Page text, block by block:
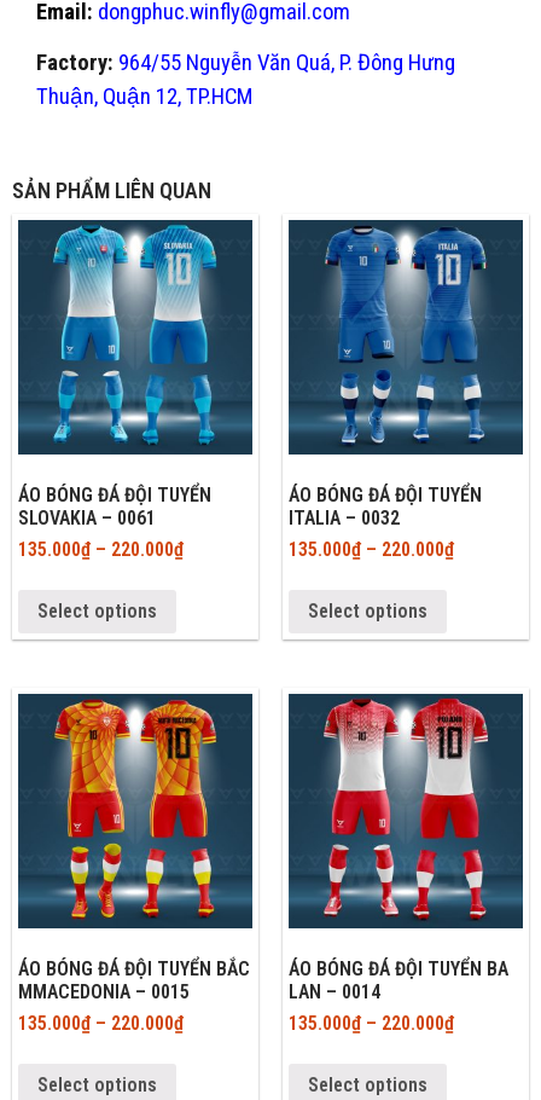
Email: dongphuc.winfly@gmail.com
Factory: 964/55 Nguyễn Văn Quá, P. Đông Hưng
Thuận, Quận 12, TP.HCM
SẢN PHẨM LIÊN QUAN
ÁO BÓNG ĐÁ ĐỘI TUYỂN
SLOVAKIA – 0061
135.000₫– 220.000₫
Select options
ÁO BÓNG ĐÁ ĐỘI TUYỂN
ITALIA – 0032
135.000₫– 220.000₫
Select options
ÁO BÓNG ĐÁ ĐỘI TUYỂN BẮC
MMACEDONIA – 0015
135.000₫– 220.000₫
Select options
ÁO BÓNG ĐÁ ĐỘI TUYỂN BA
LAN – 0014
135.000₫– 220.000₫
Select options